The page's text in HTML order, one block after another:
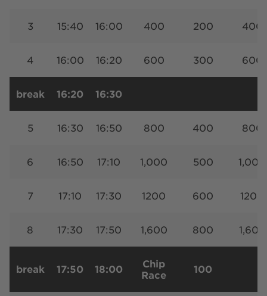
3 15:40 16:00 400 200 400
4 16:00 16:20 600 300 600
break 16:20 16:30
5 16:30 16:50 800 400 800
6 16:50 17:10 1,000 500 1,000
7 17:10 17:30 1200 600 1200
8 17:30 17:50 1,600 800 1,600
break 17:50 18:00
Chip
Race
100